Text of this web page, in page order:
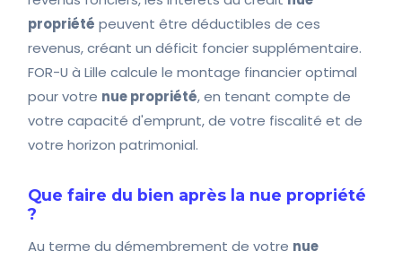
propriété peuvent être déductibles de ces
revenus, créant un déficit foncier supplémentaire.
FOR-U à Lille calcule le montage financier optimal
pour votre nue propriété, en tenant compte de
votre capacité d'emprunt, de votre fiscalité et de
votre horizon patrimonial.
Que faire du bien après la nue propriété
?
Au terme du démembrement de votre nue